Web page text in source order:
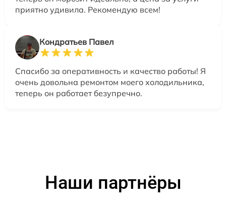
приятно удивила. Рекомендую всем!
Кондратьев Павел
Спасибо за оперативность и качество работы! Я
очень довольна ремонтом моего холодильника,
теперь он работает безупречно.
Наши партнёры